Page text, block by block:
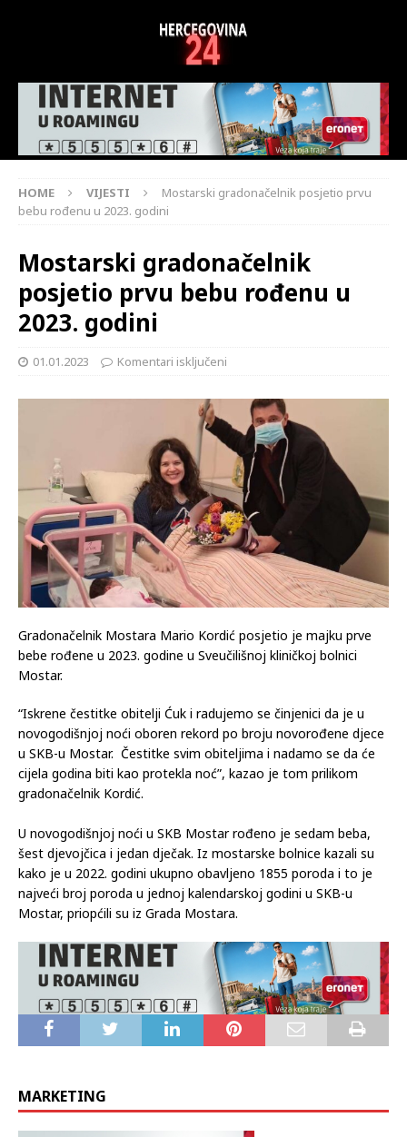
HOME VIJESTI
Mostarski gradonačelnik posjetio prvu
bebu rođenu u 2023. godini
Mostarski gradonačelnik
posjetio prvu bebu rođenu u
2023. godini
01.01.2023 Komentari isključeni
Gradonačelnik Mostara Mario Kordić posjetio je majku prve
bebe rođene u 2023. godine u Sveučilišnoj kliničkoj bolnici
Mostar.
“Iskrene čestitke obitelji Ćuk i radujemo se činjenici da je u
novogodišnjoj noći oboren rekord po broju novorođene djece
u SKB-u Mostar. Čestitke svim obiteljima i nadamo se da će
cijela godina biti kao protekla noć”, kazao je tom prilikom
gradonačelnik Kordić.
U novogodišnjoj noći u SKB Mostar rođeno je sedam beba,
šest djevojčica i jedan dječak. Iz mostarske bolnice kazali su
kako je u 2022. godini ukupno obavljeno 1855 poroda i to je
najveći broj poroda u jednoj kalendarskoj godini u SKB-u
Mostar, priopćili su iz Grada Mostara.
MARKETING